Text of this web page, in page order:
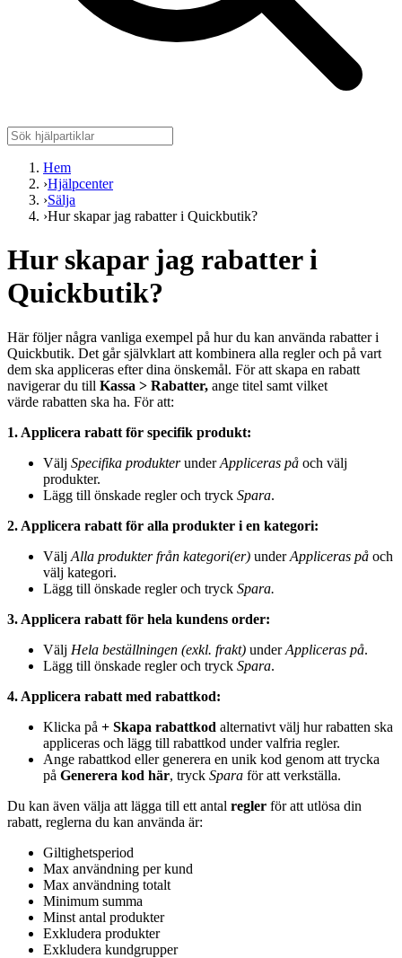
Hem
›Hjälpcenter
›Sälja
›Hur skapar jag rabatter i Quickbutik?
Hur skapar jag rabatter i
Quickbutik?
Här följer några vanliga exempel på hur du kan använda rabatter i
Quickbutik. Det går självklart att kombinera alla regler och på vart
dem ska appliceras efter dina önskemål. För att skapa en rabatt
navigerar du till Kassa > Rabatter, ange titel samt vilket
värde rabatten ska ha. För att:
1. Applicera rabatt för specifik produkt:
Välj Specifika produkterunderAppliceras på och välj
produkter.
Lägg till önskade regler och tryck Spara.
2. Applicera rabatt för alla produkter i en kategori:
Välj Alla produkter från kategori(er) underAppliceras på och
välj kategori.
Lägg till önskade regler och tryck Spara.
3. Applicera rabatt för hela kundens order:
Välj Hela beställningen (exkl. frakt) underAppliceras på.
Lägg till önskade regler och tryck Spara.
4. Applicera rabatt med rabattkod:
Klicka på + Skapa rabattkod alternativt välj hur rabatten ska
appliceras och lägg till rabattkod under valfria regler.
Ange rabattkod eller generera en unik kod genom att trycka
på Generera kod här, tryck Spara för att verkställa.
Du kan även välja att lägga till ett antal regler för att utlösa din
rabatt, reglerna du kan använda är:
Giltighetsperiod
Max användning per kund
Max användning totalt
Minimum summa
Minst antal produkter
Exkludera produkter
Exkludera kundgrupper